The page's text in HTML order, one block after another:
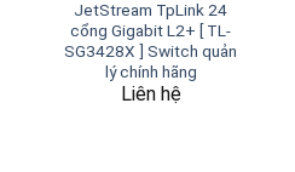
JetStream TpLink 24
cổng Gigabit L2+ [ TL-
SG3428X ] Switch quản
lý chính hãng
Liên hệ